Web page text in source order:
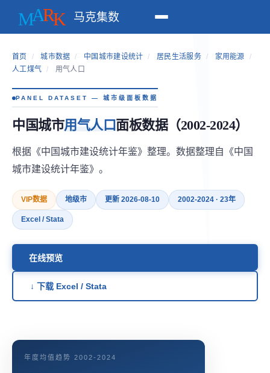
马克集数
首页 / 城市数据 / 中国城市建设统计 / 居民生活服务 / 家用能源
/
人工煤气 / 用气人口
PANEL DATASET — 城市级面板数据
中国城市用气人口面板数据（2002-2024）
根据《中国城市建设统计年鉴》整理。数据整理自《中国
城市建设统计年鉴》。
VIP数据 地级市 更新 2026-08-10 2002-2024 · 23年
Excel / Stata
在线预览
↓ 下载 Excel / Stata
年度均值趋势 2002-2024